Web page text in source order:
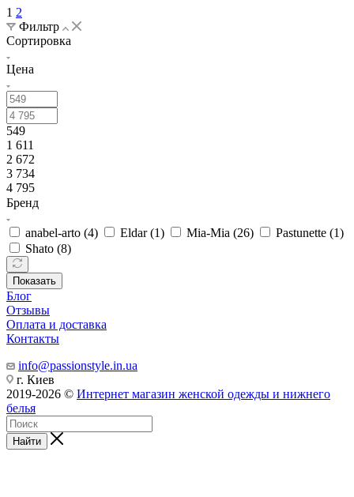
1 2
Фильтр
Сортировка
Цена
549
1 611
2 672
3 734
4 795
Бренд
anabel-arto (4) Eldar (1) Mia-Mia (26) Pastunette (1)
Shato (8)
Показать
Блог
Отзывы
Оплата и доставка
Контакты
info@passionstyle.in.ua
г. Киев
2019-2026 © Интернет магазин женской одежды и нижнего
белья
Найти